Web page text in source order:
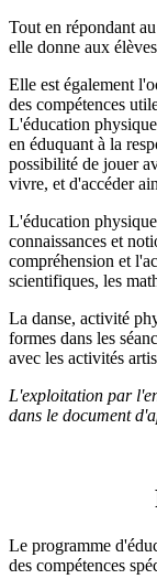
Tout en répondant
elle donne aux
Elle est également
des compétences
L'éducation
en éduquant à la
possibilité de jouer
vivre, et d'accéder
L'éducation
connaissances et
compréhension et
scientifiques, les
La danse, activité
formes dans les
avec les activités
L'exploitation par
dans le document
Le programme
des compétences